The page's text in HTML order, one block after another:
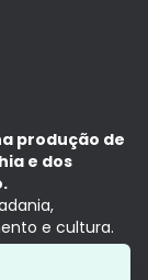
produção de
e dos
e cultura.
presente,